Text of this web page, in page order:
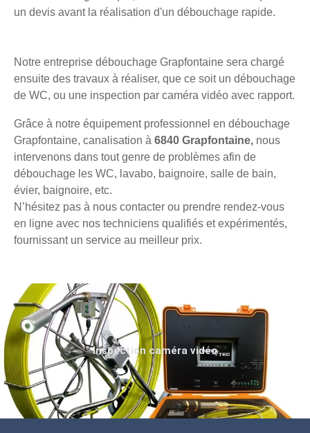
un devis avant la réalisation d'un débouchage rapide.
Notre entreprise débouchage Grapfontaine sera chargé
ensuite des travaux à réaliser, que ce soit un débouchage
de WC, ou une inspection par caméra vidéo avec rapport.
Grâce à notre équipement professionnel en débouchage
Grapfontaine, canalisation à 6840 Grapfontaine, nous
intervenons dans tout genre de problèmes afin de
débouchage les WC, lavabo, baignoire, salle de bain,
évier, baignoire, etc.
N’hésitez pas à nous contacter ou prendre rendez-vous
en ligne avec nos techniciens qualifiés et expérimentés,
fournissant un service au meilleur prix.
Inspection caméra vidéo